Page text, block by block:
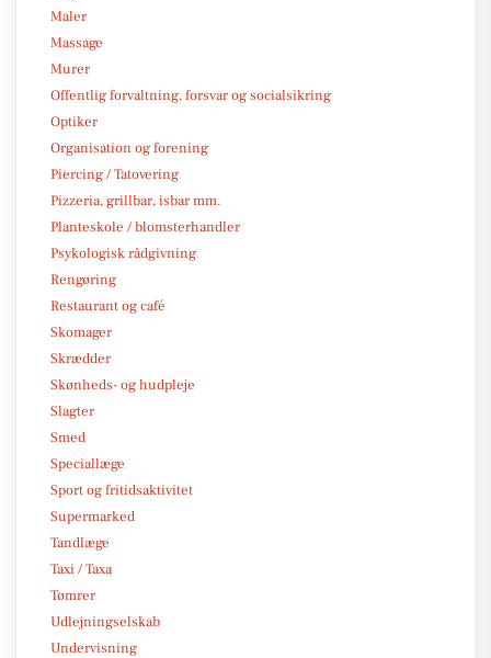
Maler
Massage
Murer
Offentlig forvaltning, forsvar og socialsikring
Optiker
Organisation og forening
Piercing / Tatovering
Pizzeria, grillbar, isbar mm.
Planteskole / blomsterhandler
Psykologisk rådgivning
Rengøring
Restaurant og café
Skomager
Skrædder
Skønheds- og hudpleje
Slagter
Smed
Speciallæge
Sport og fritidsaktivitet
Supermarked
Tandlæge
Taxi / Taxa
Tømrer
Udlejningselskab
Undervisning